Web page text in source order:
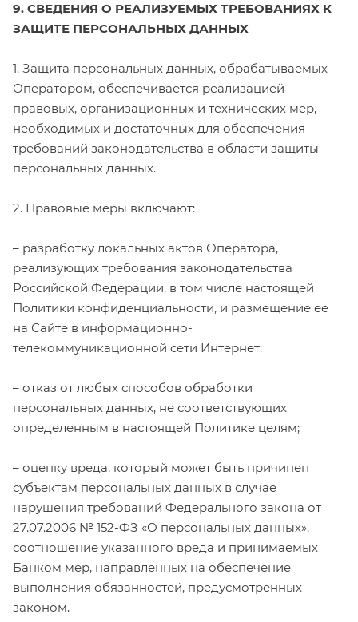
9. СВЕДЕНИЯ О РЕАЛИЗУЕМЫХ ТРЕБОВАНИЯХ К
ЗАЩИТЕ ПЕРСОНАЛЬНЫХ ДАННЫХ
1. Защита персональных данных, обрабатываемых
Оператором, обеспечивается реализацией
правовых, организационных и технических мер,
необходимых и достаточных для обеспечения
требований законодательства в области защиты
персональных данных.
2. Правовые меры включают:
– разработку локальных актов Оператора,
реализующих требования законодательства
Российской Федерации, в том числе настоящей
Политики конфиденциальности, и размещение ее
на Сайте в информационно-
телекоммуникационной сети Интернет;
– отказ от любых способов обработки
персональных данных, не соответствующих
определенным в настоящей Политике целям;
– оценку вреда, который может быть причинен
субъектам персональных данных в случае
нарушения требований Федерального закона от
27.07.2006 № 152-ФЗ «О персональных данных»,
соотношение указанного вреда и принимаемых
Банком мер, направленных на обеспечение
выполнения обязанностей, предусмотренных
законом.